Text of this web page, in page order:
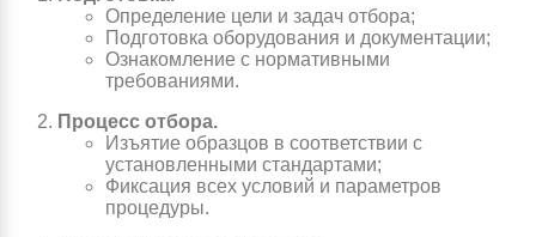
Определение цели и задач отбора;
Подготовка оборудования и документации;
Ознакомление с нормативными
требованиями.
Процесс отбора.
Изъятие образцов в соответствии с
установленными стандартами;
Фиксация всех условий и параметров
процедуры.